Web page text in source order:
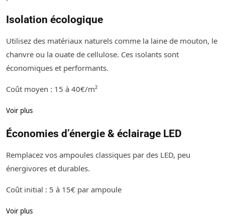
Isolation écologique
Utilisez des matériaux naturels comme la laine de mouton, le
chanvre ou la ouate de cellulose. Ces isolants sont
économiques et performants.
Coût moyen : 15 à 40€/m²
Voir plus
Économies d’énergie & éclairage LED
Remplacez vos ampoules classiques par des LED, peu
énergivores et durables.
Coût initial : 5 à 15€ par ampoule
Voir plus